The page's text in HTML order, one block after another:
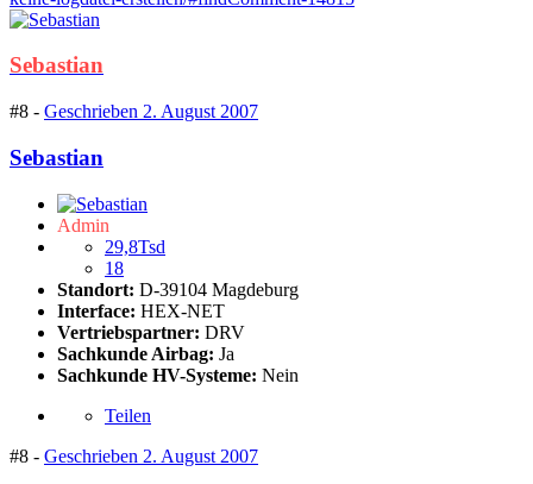
Sebastian
#8 - Geschrieben 2. August 2007
Sebastian
Admin
29,8Tsd
18
Standort: D-39104 Magdeburg
Interface: HEX-NET
Vertriebspartner: DRV
Sachkunde Airbag: Ja
Sachkunde HV-Systeme: Nein
Teilen
#8 - Geschrieben 2. August 2007